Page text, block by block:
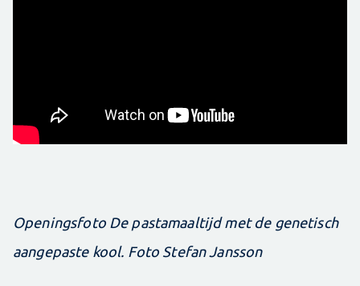
Openingsfoto De pastamaaltijd met de genetisch
aangepaste kool. Foto Stefan Jansson